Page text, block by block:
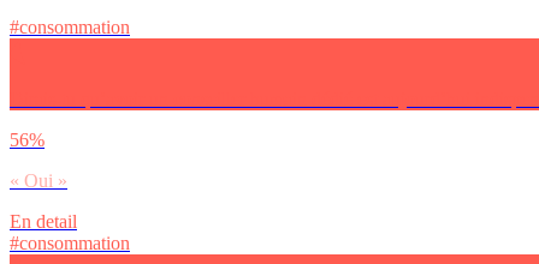
#consommation
56%
« Oui »
En detail
#consommation